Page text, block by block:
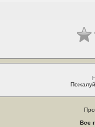
Все